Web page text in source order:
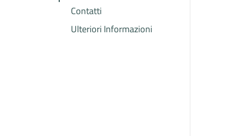
Contatti
Ulteriori Informazioni